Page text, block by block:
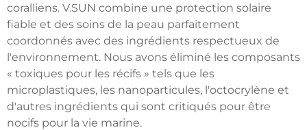
coralliens. V.SUN combine une protection solaire
fiable et des soins de la peau parfaitement
coordonnés avec des ingrédients respectueux de
l'environnement. Nous avons éliminé les composants
« toxiques pour les récifs » tels que les
microplastiques, les nanoparticules, l'octocrylène et
d'autres ingrédients qui sont critiqués pour être
nocifs pour la vie marine.